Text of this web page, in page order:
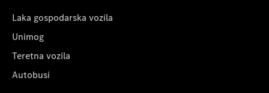
Laka gospodarska vozila
Unimog
Teretna vozila
Autobusi